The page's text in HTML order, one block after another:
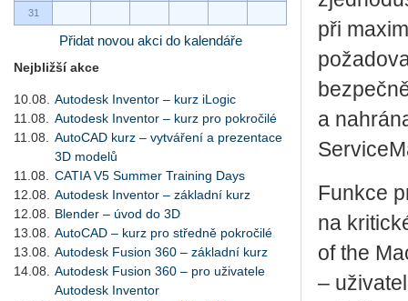
31
Přidat novou akci do kalendáře
Nejbližší akce
10.08.
Autodesk Inventor – kurz iLogic
11.08.
Autodesk Inventor – kurz pro pokročilé
11.08.
AutoCAD kurz – vytváření a prezentace
3D modelů
11.08.
CATIA V5 Summer Training Days
12.08.
Autodesk Inventor – základní kurz
12.08.
Blender – úvod do 3D
13.08.
AutoCAD – kurz pro středně pokročilé
13.08.
Autodesk Fusion 360 – základní kurz
14.08.
Autodesk Fusion 360 – pro uživatele
Autodesk Inventor
při
a
Funkce
na
of the
–